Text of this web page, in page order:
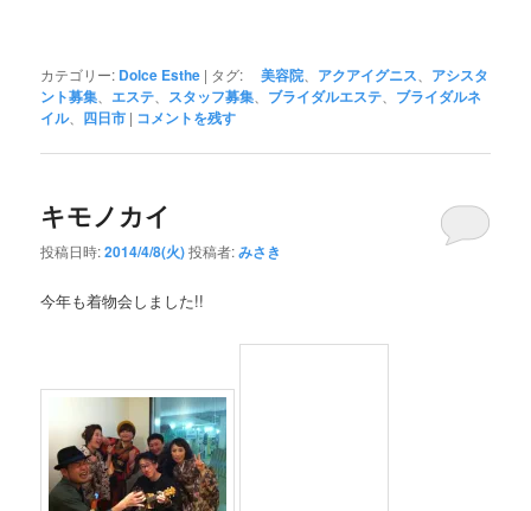
カテゴリー: Dolce Esthe | タグ: 美容院 アクアイグニス
アシスタ
ント募集
エステ スタッフ募集 ブライダルエステ
ブライダルネ
イル、 四日市 | コメントを残す
キモノカイ
投稿日時:2014/4/8(火)投稿者:みさき
今年も着物会しました!!